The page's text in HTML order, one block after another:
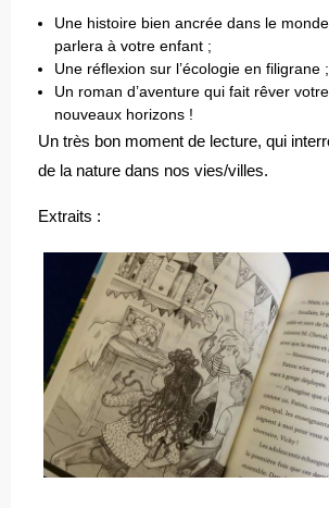
Une histoire bien ancrée dans le
parlera à votre enfant ;
Une réflexion sur l’écologie en filigrane ;
Un roman d’aventure qui fait rêver
nouveaux horizons !
Un très bon moment de lecture, qui
de la nature dans nos vies/villes.
Extraits :